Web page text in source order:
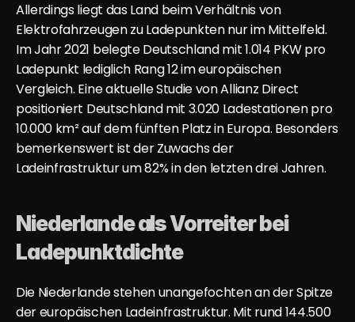
Allerdings liegt das Land beim Verhältnis von
Elektrofahrzeugen zu Ladepunkten nur im Mittelfeld.
Im Jahr 2021 belegte Deutschland mit 1.014 PKW pro
Ladepunkt lediglich Rang 12 im europäischen
Vergleich. Eine aktuelle Studie von Allianz Direct
positioniert Deutschland mit 3.020 Ladestationen pro
10.000 km² auf dem fünften Platz in Europa. Besonders
bemerkenswert ist der Zuwachs der
Ladeinfrastruktur um 82% in den letzten drei Jahren.
Niederlande als Vorreiter bei
Ladepunktdichte
Die Niederlande stehen unangefochten an der Spitze
der europäischen Ladeinfrastruktur. Mit rund 144.500